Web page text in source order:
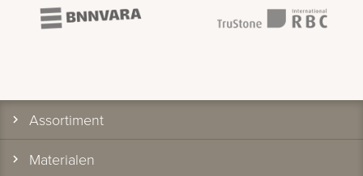
Assortiment
Materialen